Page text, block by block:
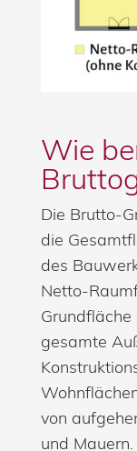
Wie
Die Brutto-
die
des
Netto-
gesamte
von
und Mauern.